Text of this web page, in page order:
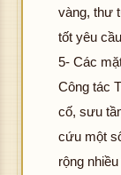
vàng, thư
tốt yêu
5- Các
Công tác
cố, sưu
cứu một
rộng